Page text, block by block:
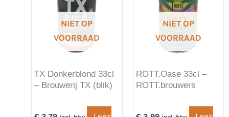
NIET OP
VOORRAAD
TX Donkerblond 33cl
– Brouwerij TX (blik)
NIET OP
VOORRAAD
ROTT.Oase 33cl –
ROTT.brouwers